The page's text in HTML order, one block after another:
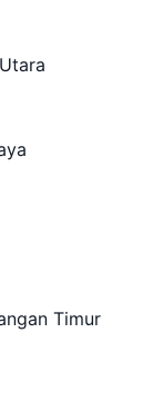
Timur